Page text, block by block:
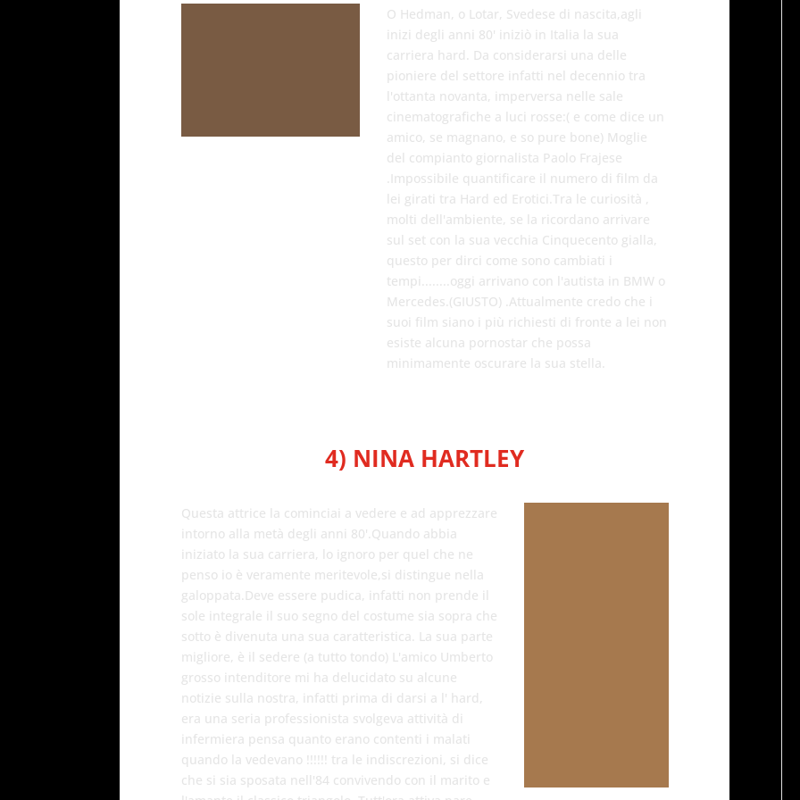
O Hedman, o Lotar, Svedese di nascita,agli
inizi degli anni 80' iniziò in Italia la sua
carriera hard. Da considerarsi una delle
pioniere del settore infatti nel decennio tra
l'ottanta novanta, imperversa nelle sale
cinematografiche a luci rosse:( e come dice un
amico, se magnano, e so pure bone) Moglie
del compianto giornalista Paolo Frajese
.Impossibile quantificare il numero di film da
lei girati tra Hard ed Erotici.Tra le curiosità ,
molti dell'ambiente, se la ricordano arrivare
sul set con la sua vecchia Cinquecento gialla,
questo per dirci come sono cambiati i
tempi........oggi arrivano con l'autista in BMW o
Mercedes.(GIUSTO) .Attualmente credo che i
suoi film siano i più richiesti di fronte a lei non
esiste alcuna pornostar che possa
minimamente oscurare la sua stella.
4) NINA HARTLEY
Questa attrice la cominciai a vedere e ad apprezzare
intorno alla metà degli anni 80'.Quando abbia
iniziato la sua carriera, lo ignoro per quel che ne
penso io è veramente meritevole,si distingue nella
galoppata.Deve essere pudica, infatti non prende il
sole integrale il suo segno del costume sia sopra che
sotto è divenuta una sua caratteristica. La sua parte
migliore, è il sedere (a tutto tondo) L'amico Umberto
grosso intenditore mi ha delucidato su alcune
notizie sulla nostra, infatti prima di darsi a l' hard,
era una seria professionista svolgeva attività di
infermiera pensa quanto erano contenti i malati
quando la vedevano !!!!!! tra le indiscrezioni, si dice
che si sia sposata nell'84 convivendo con il marito e